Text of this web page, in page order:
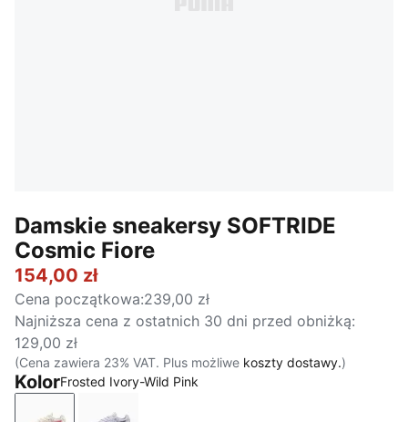
Damskie sneakersy SOFTRIDE
Cosmic Fiore
154,00 zł
Cena początkowa:239,00 zł
Najniższa cena z ostatnich 30 dni przed obniżką:
129,00 zł
(Cena zawiera 23% VAT. Plus możliwe koszty dostawy.)
KolorFrosted Ivory-Wild Pink